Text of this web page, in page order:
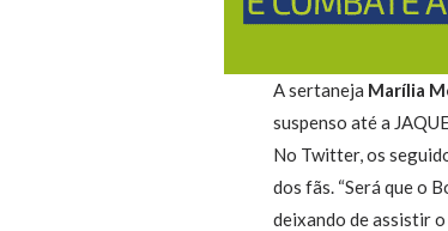
A sertaneja Marília
suspenso até a
No Twitter, os
dos fãs. “Será que o
deixando de assistir